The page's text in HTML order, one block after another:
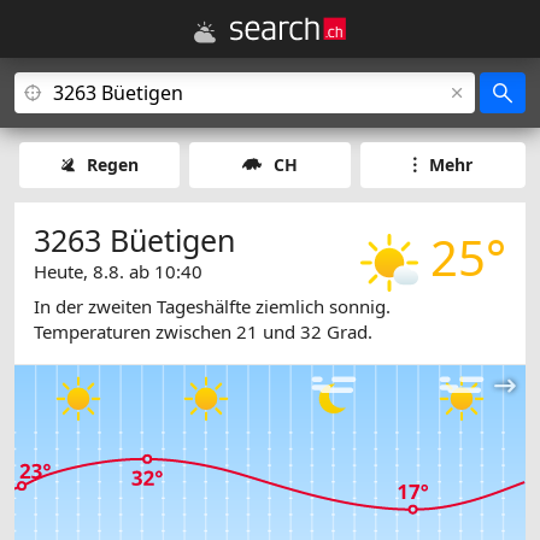
Regen CH Mehr
25°
3263 Büetigen
Heute, 8.8. ab 10:40
In der zweiten Tageshälfte ziemlich sonnig.
Temperaturen zwischen 21 und 32 Grad.